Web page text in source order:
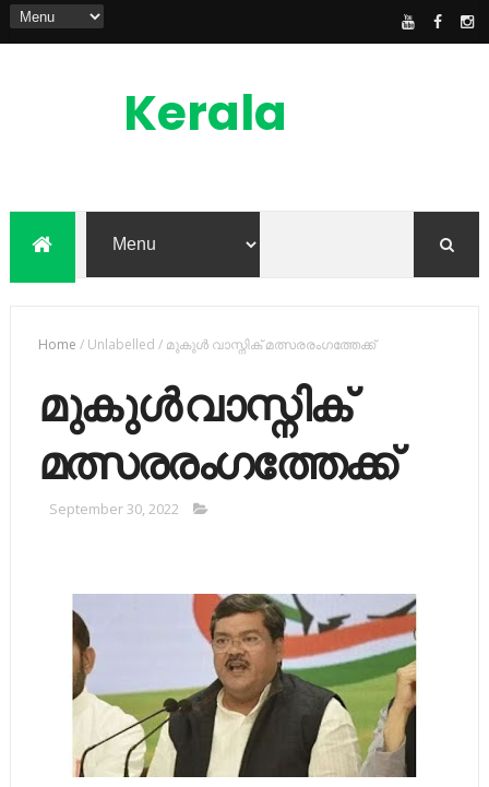
Kerala
Feed
Home /Unlabelled / മുകുള്‍ വാസ്നിക് മത്സരരംഗത്തേക്ക്
മുകുള്‍ വാസ്നിക്
മത്സരരംഗത്തേക്ക്
September 30, 2022